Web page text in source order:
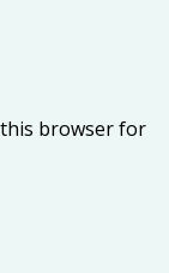
this browser for